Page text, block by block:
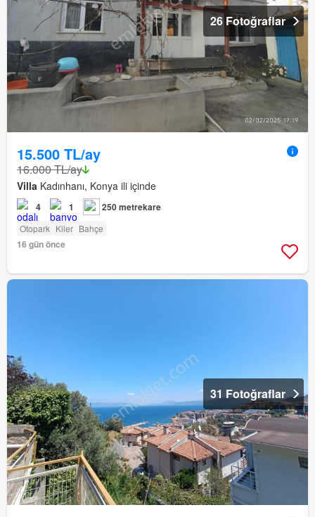
26 Fotoğraflar
15.500 TL/ay
16.000 TL/ay
Villa Kadınhanı, Konya ili içinde
4 1 250 metrekare
Otopark Kiler Bahçe
16 gün önce
31 Fotoğraflar